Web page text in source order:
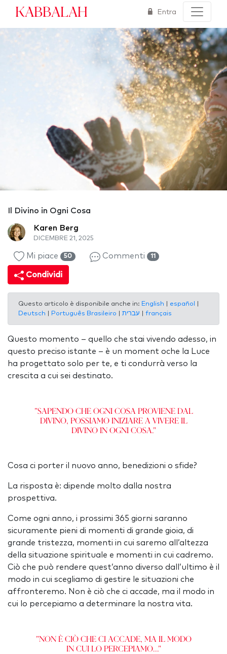
Kabbalah Entra
Il Divino in Ogni Cosa
Karen Berg
DICEMBRE 21, 2025
Mi piace 50 Commenti 11
Condividi
Questo articolo è disponibile anche in: English español
Deutsch
Português Brasileiro français
Questo momento – quello che stai vivendo adesso, in
questo preciso istante – è un moment oche la Luce
ha progettato solo per te, e ti condurrà verso la
crescita a cui sei destinato.
"Sapendo che ogni cosa proviene dal
Divino, possiamo iniziare a vivere il
Divino in ogni cosa."
Cosa ci porter il nuovo anno, benedizioni o sfide?
La risposta è: dipende molto dalla nostra
prospettiva.
Come ogni anno, i prossimi 365 giorni saranno
sicuramente pieni di momenti di grande gioia, di
grande tristezza, momenti in cui saremo all’altezza
della situazione spirituale e momenti in cui cadremo.
Ciò che può rendere quest’anno diverso dall’ultimo è il
modo in cui scegliamo di gestire le situazioni che
affronteremo. Non è ciò che ci accade, ma il modo in
cui lo percepiamo a determinare la nostra vita.
"Non è ciò che ci accade, ma il modo
in cui lo percepiamo..."